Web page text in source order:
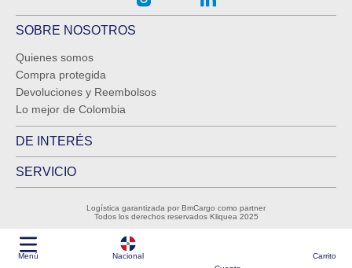
Menú
Nacional
Carrito
SOBRE NOSOTROS
Quienes somos
Compra protegida
Devoluciones y Reembolsos
Lo mejor de Colombia
DE INTERÉS
SERVICIO
Logística garantizada por BmCargo como partner
Todos los derechos reservados Kliquea 2025